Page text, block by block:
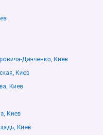
Данченко, Киев
Киев
Киев
Киев
Киев